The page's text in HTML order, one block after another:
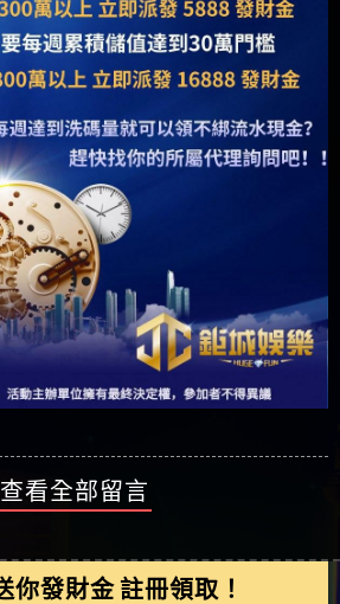
查看全部留言
DISS博弈送你發財金 註冊領取！